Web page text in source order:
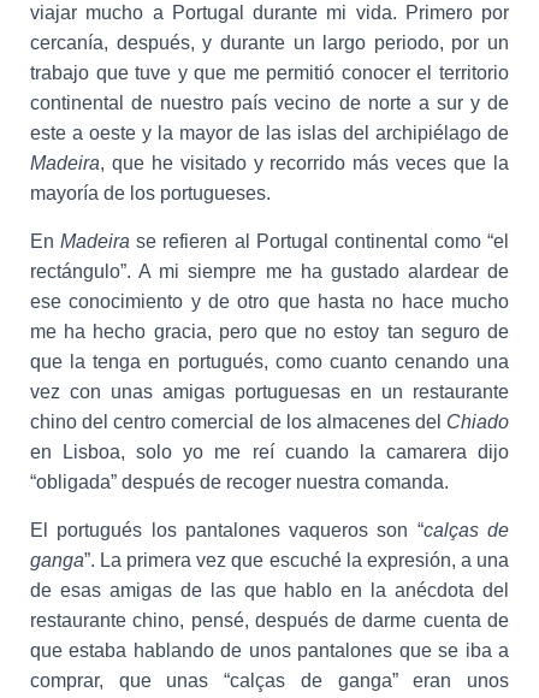
viajar mucho a Portugal durante mi vida. Primero por
cercanía, después, y durante un largo periodo, por un
trabajo que tuve y que me permitió conocer el territorio
continental de nuestro país vecino de norte a sur y de
este a oeste y la mayor de las islas del archipiélago de
Madeira, que he visitado y recorrido más veces que la
mayoría de los portugueses.
EnMadeira se refieren al Portugal continental como “el
rectángulo”. A mi siempre me ha gustado alardear de
ese conocimiento y de otro que hasta no hace mucho
me ha hecho gracia, pero que no estoy tan seguro de
que la tenga en portugués, como cuanto cenando una
vez con unas amigas portuguesas en un restaurante
chino del centro comercial de los almacenes del Chiado
en Lisboa, solo yo me reí cuando la camarera dijo
“obligada” después de recoger nuestra comanda.
El portugués los pantalones vaqueros son “calças de
ganga”. La primera vez que escuché la expresión, a una
de esas amigas de las que hablo en la anécdota del
restaurante chino, pensé, después de darme cuenta de
que estaba hablando de unos pantalones que se iba a
comprar, que unas “calças de ganga” eran unos